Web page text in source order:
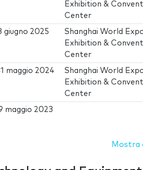
Exhibition &
Center
giugno 2025
Shanghai World
Exhibition &
Center
maggio 2024
Shanghai World
Exhibition &
Center
maggio 2023
Mostra